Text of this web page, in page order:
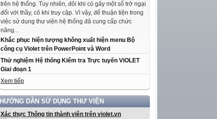
trên hệ thống. Tuy nhiên, đôi khi có gây một số trở ngại
đối với thầy, cô khi truy cập. Vì vậy, để thuận tiện trong
việc sử dụng thư viện hệ thống đã cung cấp chức
năng...
Khắc phục hiện tượng không xuất hiện menu Bộ
công cụ Violet trên PowerPoint và Word
Thử nghiệm Hệ thống Kiểm tra Trực tuyến ViOLET
Giai đoạn 1
Xem tiếp
HƯỚNG DẪN SỬ DỤNG THƯ VIỆN
Xác thực Thông tin thành viên trên violet.vn